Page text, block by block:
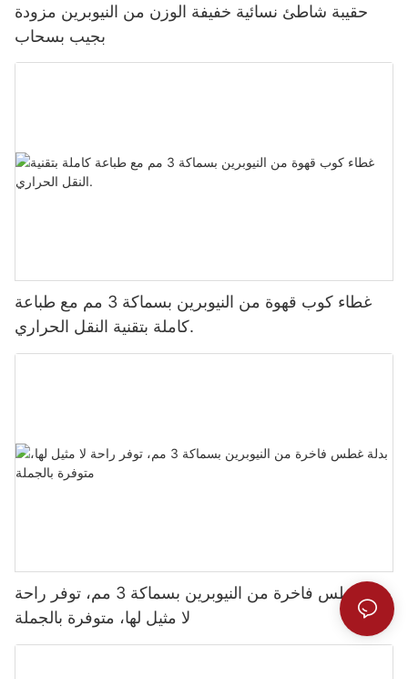
حقيبة شاطئ نسائية خفيفة الوزن من النيوبرين مزودة
بجيب بسحاب
غطاء كوب قهوة من النيوبرين بسماكة 3 مم مع طباعة
كاملة بتقنية النقل الحراري.
بدلة غطس فاخرة من النيوبرين بسماكة 3 مم، توفر راحة
لا مثيل لها، متوفرة بالجملة